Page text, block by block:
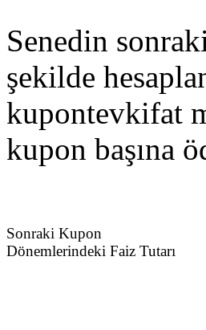
Senedin
şekilde
kupontevkifat
kupon başına
Sonraki Kupon
Dönemlerindeki Faiz Tutarı